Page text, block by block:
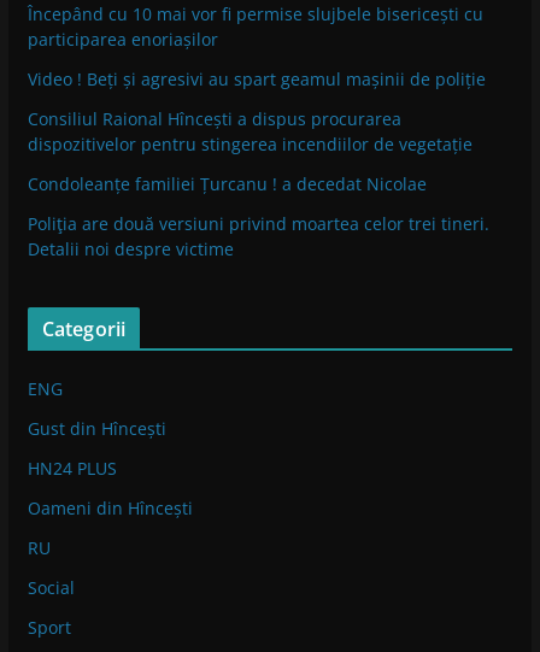
Începând cu 10 mai vor fi permise slujbele bisericești cu
participarea enoriașilor
Video ! Beți și agresivi au spart geamul mașinii de poliție
Consiliul Raional Hîncești a dispus procurarea
dispozitivelor pentru stingerea incendiilor de vegetație
Condoleanțe familiei Țurcanu ! a decedat Nicolae
Poliţia are două versiuni privind moartea celor trei tineri.
Detalii noi despre victime
Categorii
ENG
Gust din Hîncești
HN24 PLUS
Oameni din Hîncești
RU
Social
Sport